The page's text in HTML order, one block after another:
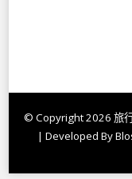
© Copyright 2026 旅
| Developed By